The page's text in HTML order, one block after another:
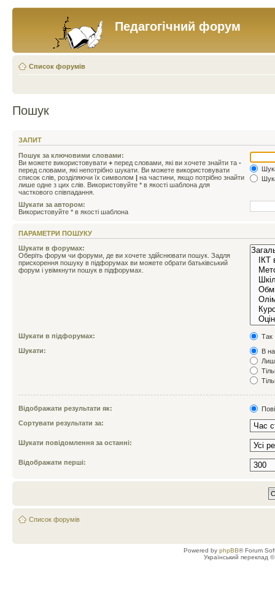
Педагогічний форум
Список форумів
Пошук
ЗАПИТ
Пошук за ключовими словами:
Ви можете використовувати + перед словами, які ви хочете знайти та -
перед словами, які непотрібно шукати. Ви можете використовувати
список слів, розділяючи їх символом | на частини, якщо потрібно знайти
лише одне з цих слів. Використовуйте * в якості шаблона для
часткового співпадання.
Шукати за автором:
Використовуйте * в якості шаблона
ПАРАМЕТРИ ПОШУКУ
Шукати в форумах:
Оберіть форум чи форуми, де ви хочете здійснювати пошук. Задля
прискорення пошуку в підфорумах ви можете обрати батьківський
форум і увімкнути пошук в підфорумах.
Шукати в підфорумах:
Так
Шукати:
В
Відображати результати як:
Сортувати результати за:
Шукати повідомлення за останні:
Відображати перші:
Список форумів
Powered by phpBB® Forum
Український переклад